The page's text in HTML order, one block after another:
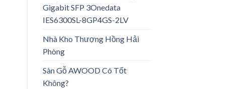
Gigabit SFP 3Onedata
IES6300SL-8GP4GS-2LV
Nhà Kho Thượng Hồng Hải
Phòng
Sàn Gỗ AWOOD Có Tốt
Không?